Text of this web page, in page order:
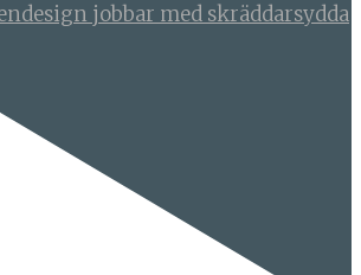
jobbar med skräddarsydda